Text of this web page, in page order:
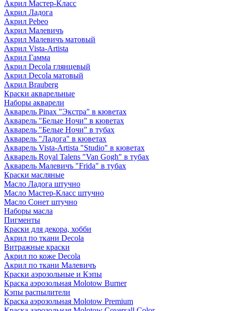
Акрил Мастер-Класс
Акрил Ладога
Акрил Pebeo
Акрил Малевичъ
Акрил Малевичъ матовый
Акрил Vista-Artista
Акрил Гамма
Акрил Decola глянцевый
Акрил Decola матовый
Акрил Brauberg
Краски акварельные
Наборы акварели
Акварель Pinax "Экстра" в кюветах
Акварель "Белые Ночи" в кюветах
Акварель "Белые Ночи" в тубах
Акварель "Ладога" в кюветах
Акварель Vista-Artista "Studio" в кюветах
Акварель Royal Talens "Van Gogh" в тубах
Акварель Малевичъ "Frida" в тубах
Краски масляные
Масло Ладога штучно
Масло Мастер-Класс штучно
Масло Сонет штучно
Наборы масла
Пигменты
Краски для декора, хобби
Акрил по ткани Decola
Витражные краски
Акрил по коже Decola
Акрил по ткани Малевичъ
Краски аэрозольные и Кэпы
Краска аэрозольная Molotow Burner
Кэпы распылители
Краска аэрозольная Molotow Premium